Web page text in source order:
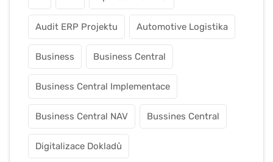
Audit ERP Projektu Automotive Logistika
Business Business Central
Business Central Implementace
Business Central NAV Bussines Central
Digitalizace Dokladů